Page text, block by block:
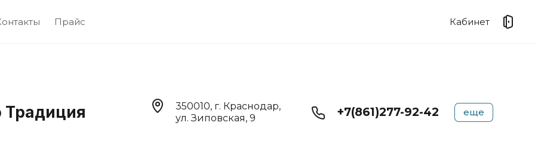
Прайс Кабинет
Традиция
350010, г. Краснодар,
ул. Зиповская, 9
+7(861)277-92-42 еще